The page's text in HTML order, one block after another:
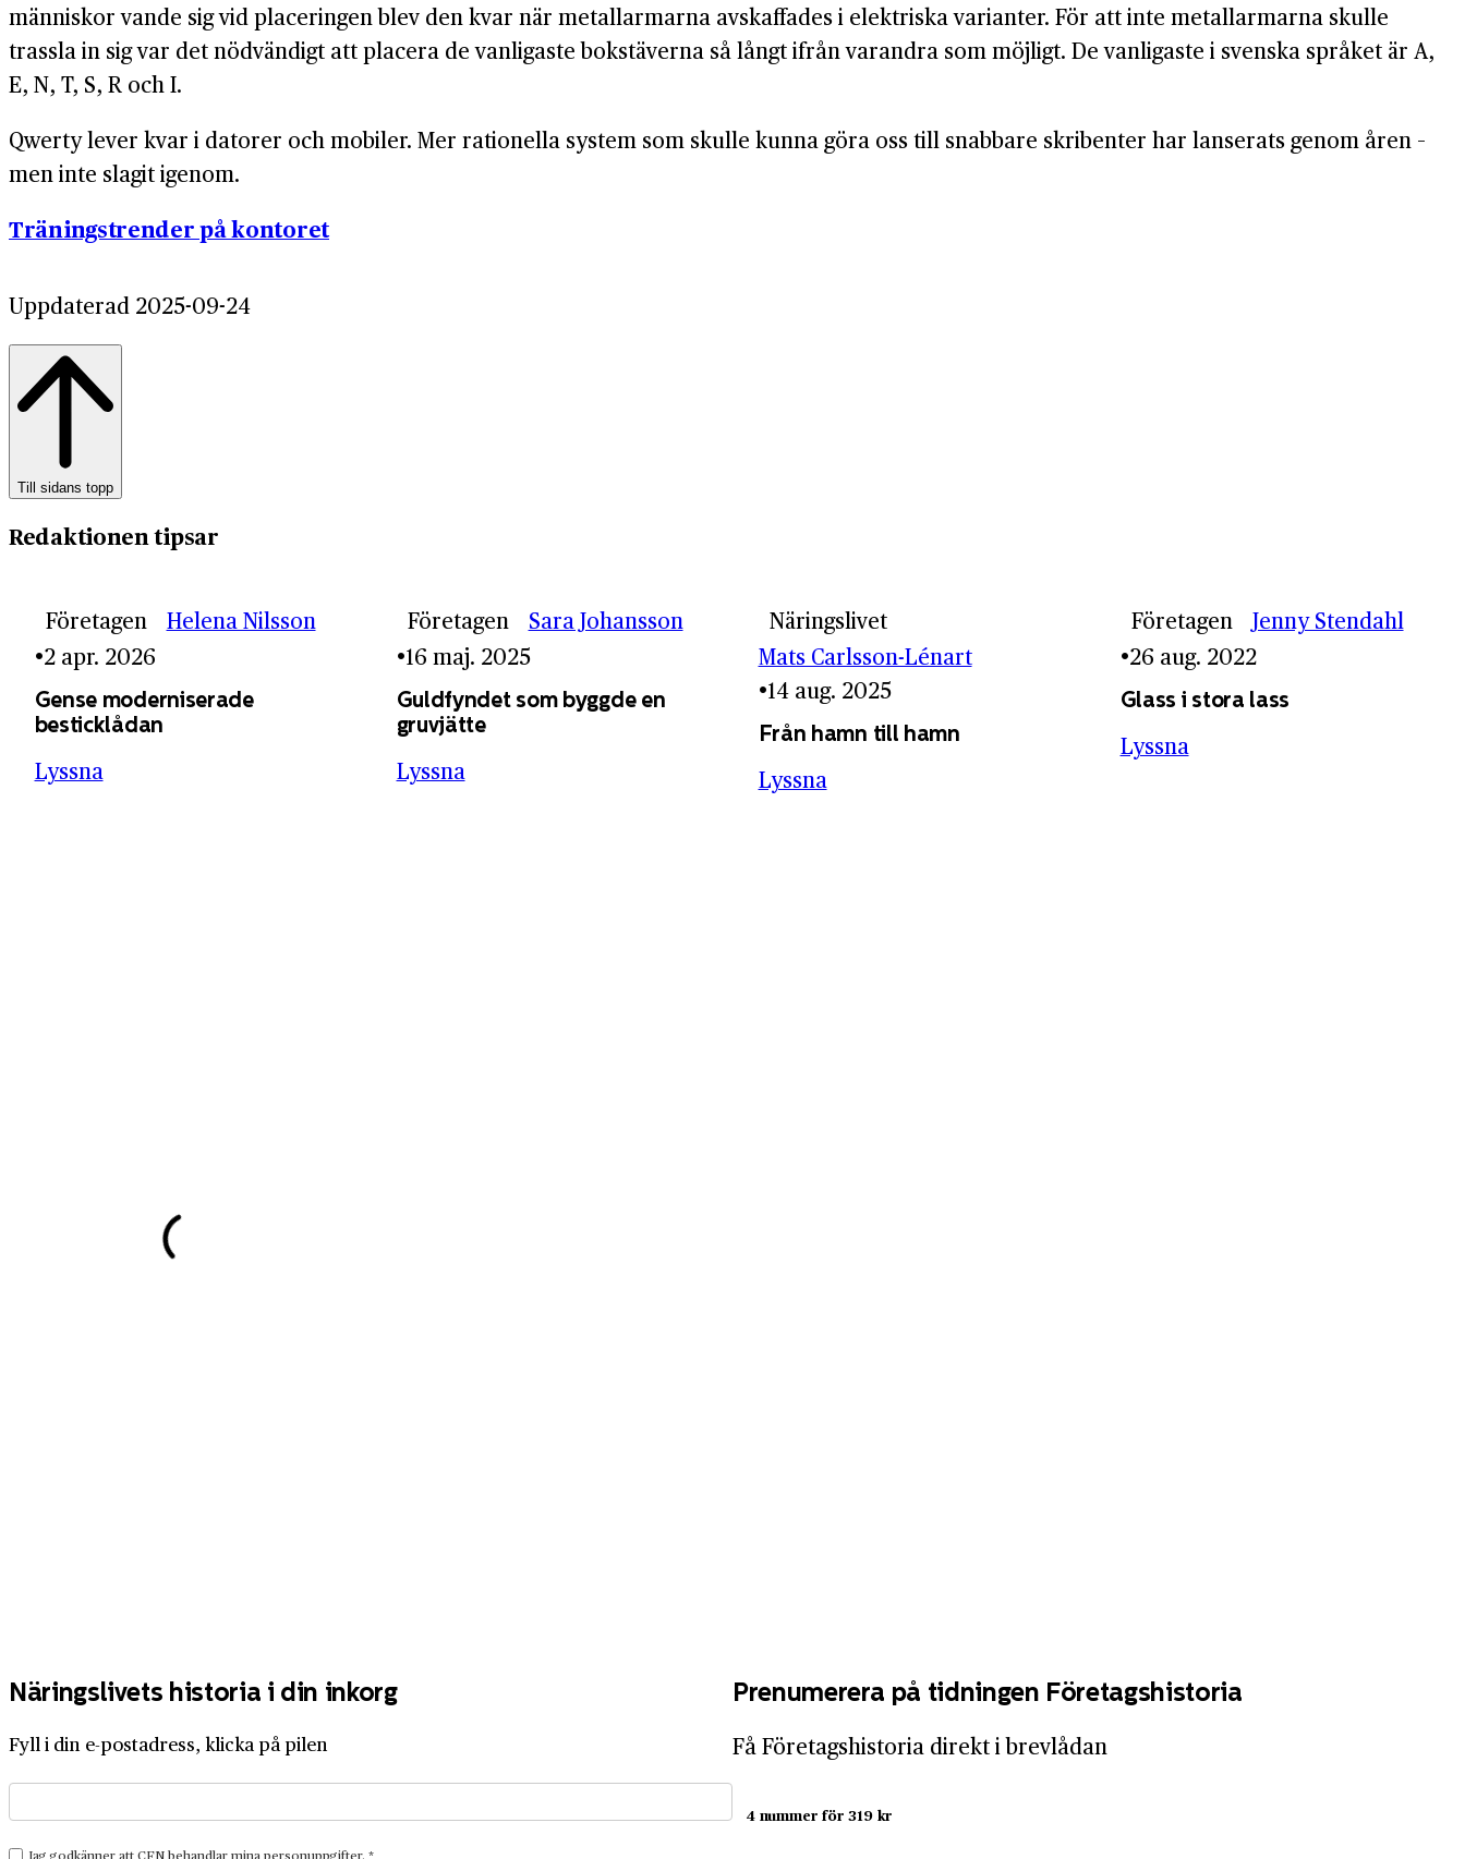
människor vande sig vid placeringen blev den kvar när metallarmarna avskaffades i elektriska varianter. För att inte metallarmarna skulle
trassla in sig var det nödvändigt att placera de vanligaste bokstäverna så långt ifrån varandra som möjligt. De vanligaste i svenska språket är A,
E, N, T, S, R och I.
Qwerty lever kvar i datorer och mobiler. Mer rationella system som skulle kunna göra oss till snabbare skribenter har lanserats genom åren –
men inte slagit igenom.
Träningstrender på kontoret
Uppdaterad 2025-09-24
Till sidans topp
Redaktionen tipsar
Företagen
Helena Nilsson
2 apr. 2026
Gense moderniserade
besticklådan
Lyssna
Företagen
Sara Johansson
16 maj. 2025
Guldfyndet som byggde en
gruvjätte
Lyssna
Näringslivet
Mats Carlsson-Lénart
14 aug. 2025
Från hamn till hamn
Lyssna
Företagen
Jenny Stendahl
26 aug. 2022
Glass i stora lass
Lyssna
Näringslivets historia i din inkorg
Fyll i din e-postadress, klicka på pilen
Prenumerera på tidningen Företagshistoria
Få Företagshistoria direkt i brevlådan
4 nummer för 319 kr